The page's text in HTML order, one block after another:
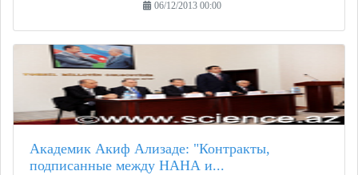
06/12/2013 00:00
Академик Акиф Ализаде: "Контракты,
подписанные между НАНА и...